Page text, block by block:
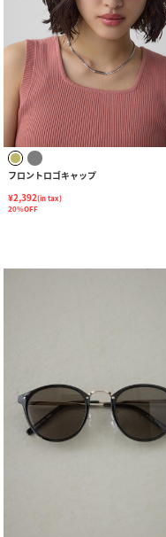
フロントロゴキャップ
¥2,392(in tax)
20%OFF